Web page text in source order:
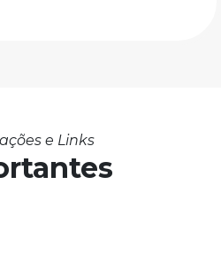
e Links